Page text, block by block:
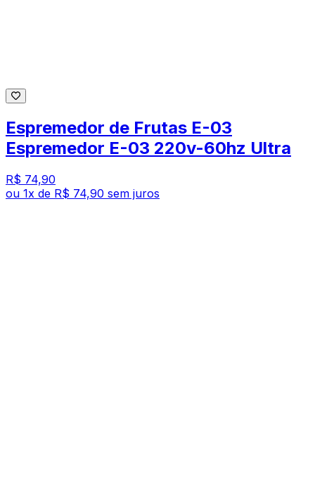
Espremedor de Frutas E-03
Espremedor E-03 220v-60hz Ultra
R$ 74,90
ou 1x de R$ 74,90 sem juros